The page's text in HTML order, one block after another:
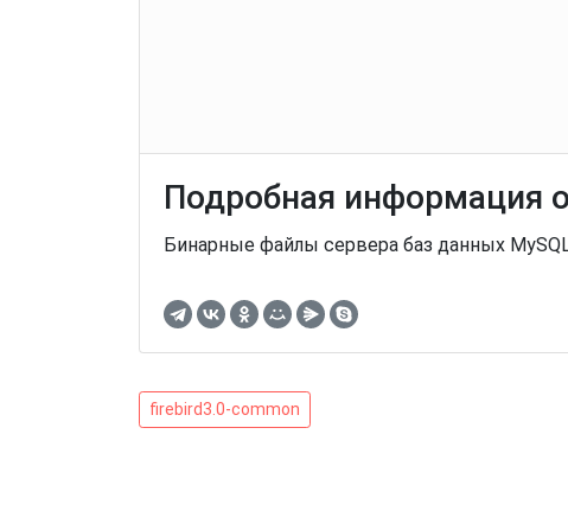
Подробная информация
Бинарные файлы сервера баз данных
Навигация
firebird3.0-
common
firebird3.0-common